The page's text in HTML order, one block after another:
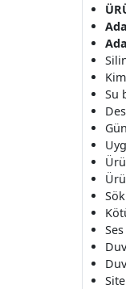
Su